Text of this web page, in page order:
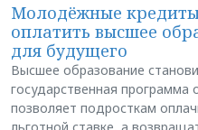
Молодёжные
оплатить высшее
для будущего
Высшее образование
государственная программа
позволяет подросткам
льготной ставке, а